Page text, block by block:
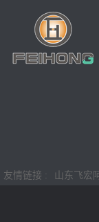
友情链接 : 山东飞宏